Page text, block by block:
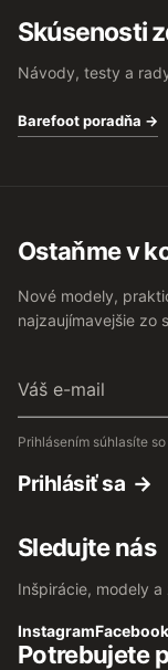
Skúsenosti
Návody, testy a
Barefoot poradňa →
Ostaňme v
Nové modely,
najzaujímavejšie zo
e-
mail
Prihlásením súhlasíte so
Prihlásiť sa
Sledujte nás
Inšpirácie, modely
InstagramFacebook
Potrebujete